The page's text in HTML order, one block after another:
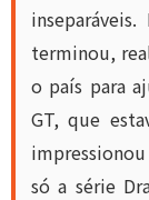
terminou,
o país para
GT, que
só a série